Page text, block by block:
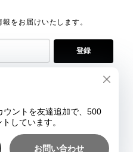
をお届けいたします。
登録